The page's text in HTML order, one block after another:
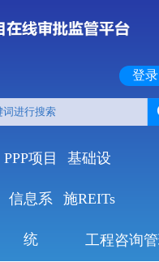
登录
PPP项目
信息系
统
基础设
施REITs
工程咨询